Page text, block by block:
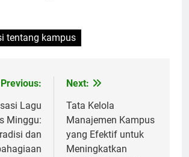
tentang kampus
Previous:
Lagu
Minggu:
dan
Next:
Tata Kelola
Manajemen Kampus
yang Efektif untuk
Meningkatkan